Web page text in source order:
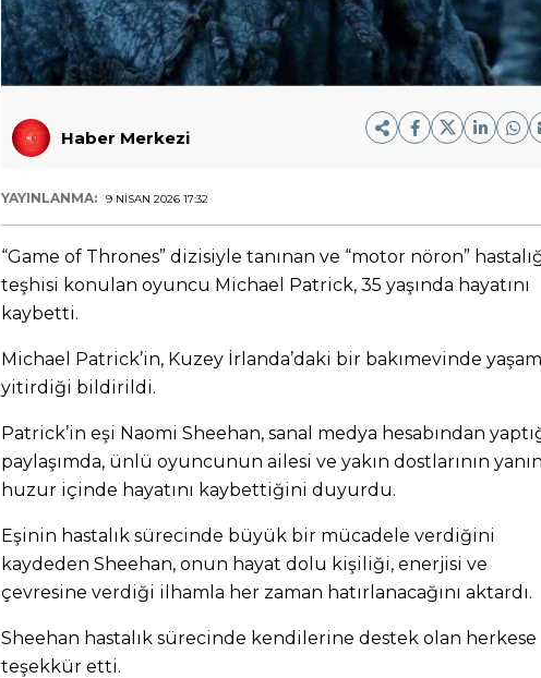
Haber Merkezi
YAYINLANMA: 9 NISAN 2026 17:32
“Game of Thrones” dizisiyle tanınan ve “motor nöron”
teşhisi konulan oyuncu Michael Patrick, 35 yaşında hayatını
kaybetti.
Michael Patrick’in, Kuzey İrlanda’daki bir bakımevinde
yitirdiği bildirildi.
Patrick’in eşi Naomi Sheehan, sanal medya hesabından
paylaşımda, ünlü oyuncunun ailesi ve yakın dostlarının
huzur içinde hayatını kaybettiğini duyurdu.
Eşinin hastalık sürecinde büyük bir mücadele verdiğini
kaydeden Sheehan, onun hayat dolu kişiliği, enerjisi ve
çevresine verdiği ilhamla her zaman hatırlanacağını aktardı.
Sheehan hastalık sürecinde kendilerine destek olan herkese
teşekkür etti.